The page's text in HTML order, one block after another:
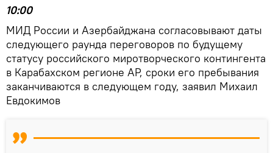
10:00
МИД России и Азербайджана согласовывают даты
следующего раунда переговоров по будущему
статусу российского миротворческого контингента
в Карабахском регионе АР, сроки его пребывания
заканчиваются в следующем году, заявил Михаил
Евдокимов